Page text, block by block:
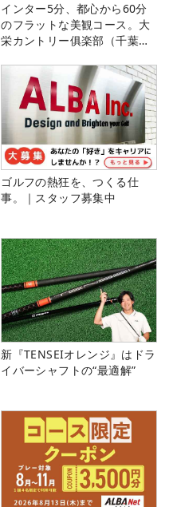
インター5分、都心から60分
のフラットな美観コース。大
栄カントリー俱楽部（千葉
ゴルフの熱狂を、つくる仕
事。｜スタッフ募集中
新『TENSEIオレンジ』はドラ
イバーシャフトの“最適解”